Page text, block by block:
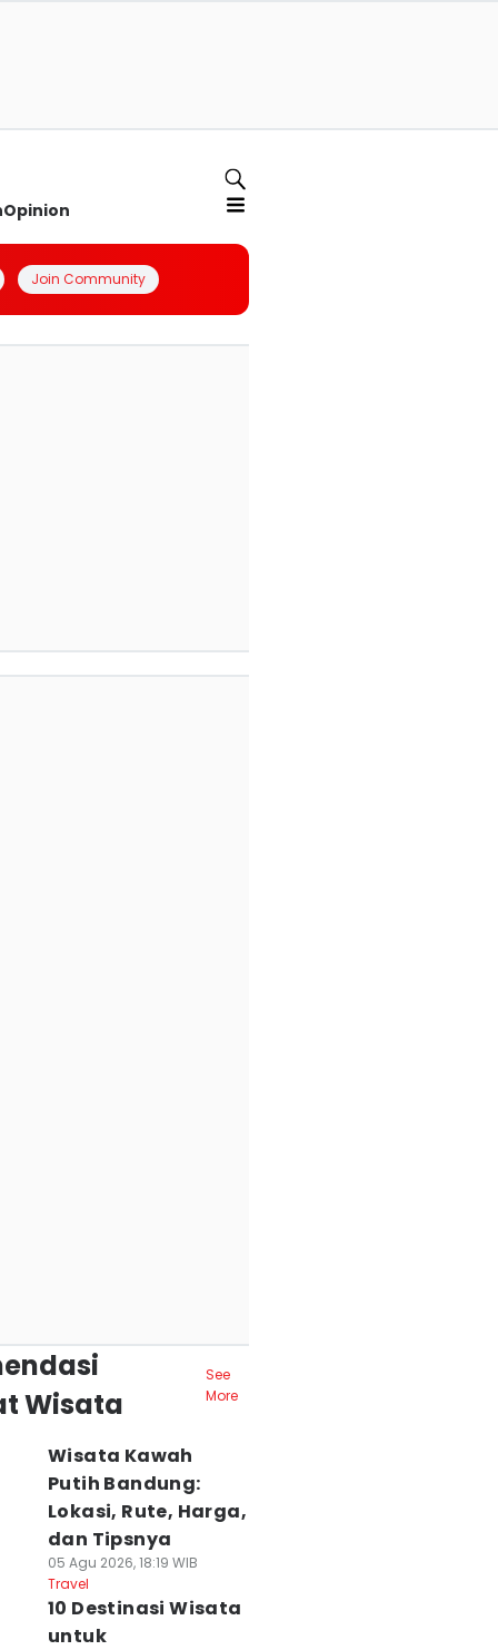
Opinion
Join Community
Wisata
See
More
Wisata Kawah
Putih Bandung:
Lokasi, Rute, Harga,
dan Tipsnya
05 Agu 2026, 18:19 WIB
Travel
10 Destinasi Wisata
untuk